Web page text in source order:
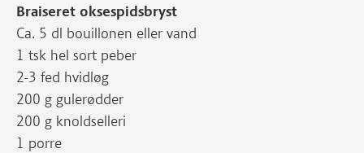
Braiseret oksespidsbryst
Ca. 5 dl bouillonen eller vand
1 tsk hel sort peber
2-3 fed hvidløg
200 g gulerødder
200 g knoldselleri
1 porre